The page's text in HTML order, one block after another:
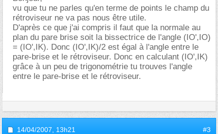
vu que tu ne parles qu'en terme de points le champ du
rétroviseur ne va pas nous être utile.
D'après ce que j'ai compris il faut que la normale au
plan du pare brise soit la bissectrice de l'angle (IO',IO)
= (IO',IK). Donc (IO',IK)/2 est égal à l'angle entre le
pare-brise et le rétroviseur. Donc en calculant (IO',IK)
grâce à un peu de trigonométrie tu trouves l'angle
entre le pare-brise et le rétroviseur.
14/04/2007, 13h21 #3